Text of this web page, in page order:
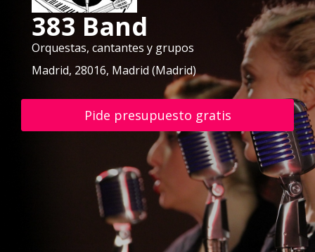
383 Band
Orquestas, cantantes y grupos
Madrid, 28016, Madrid (Madrid)
Pide presupuesto gratis